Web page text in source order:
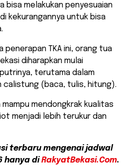
bisa melakukan penyesuaian
kekurangannya untuk bisa
penerapan TKA ini, orang tua
diharapkan mulai
terutama dalam
calistung (baca, tulis, hitung).
mampu mendongkrak kualitas
menjadi lebih terukur dan
terbaru mengenai jadwal
hanya diRakyatBekasi.Com.